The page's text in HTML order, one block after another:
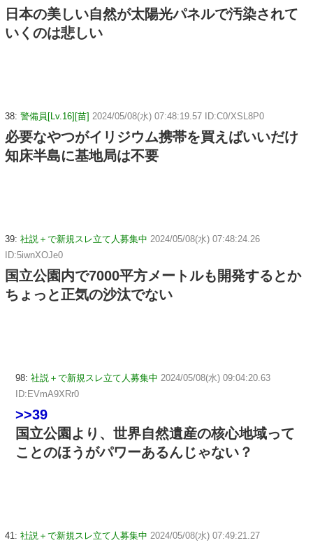
日本の美しい自然が太陽光パネルで汚染されて
いくのは悲しい
38: 警備員[Lv.16][苗] 2024/05/08(水) 07:48:19.57 ID:C0/XSL8P0
必要なやつがイリジウム携帯を買えばいいだけ
知床半島に基地局は不要
39: 社説＋で新規スレ立て人募集中 2024/05/08(水) 07:48:24.26
ID:5iwnXOJe0
国立公園内で7000平方メートルも開発するとか
ちょっと正気の沙汰でない
98: 社説＋で新規スレ立て人募集中 2024/05/08(水) 09:04:20.63
ID:EVmA9XRr0
>>39
国立公園より、世界自然遺産の核心地域って
ことのほうがパワーあるんじゃない？
41: 社説＋で新規スレ立て人募集中 2024/05/08(水) 07:49:21.27